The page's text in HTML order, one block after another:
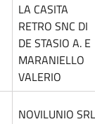
LA CASITA
RETRO SNC DI
DE STASIO A. E
MARANIELLO
VALERIO
NOVILUNIO SRL